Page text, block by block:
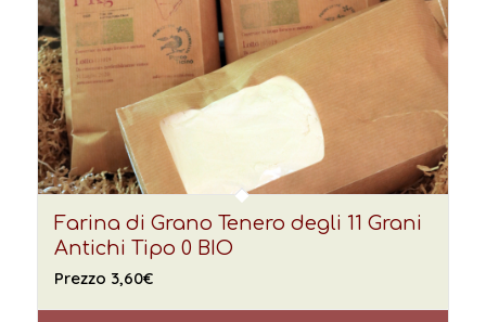
Farina di Grano Tenero degli 11 Grani
Antichi Tipo 0 BIO
Prezzo 3,60€